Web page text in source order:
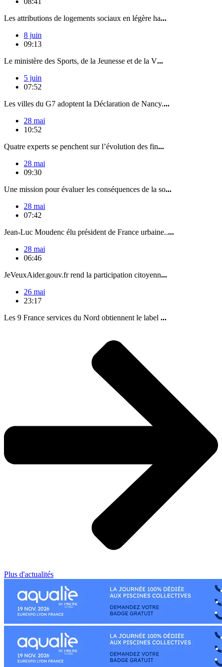
Les attributions de logements sociaux en légère ha...
8 juin
09:13
Le ministère des Sports, de la Jeunesse et de la V...
5 juin
07:52
Les villes du G7 adoptent la Déclaration de Nancy....
28 mai
10:52
Quatre experts se penchent sur l’évolution des fin...
28 mai
09:30
Une mission pour évaluer les conséquences de la so...
28 mai
07:42
Jean-Luc Moudenc élu président de France urbaine.....
28 mai
06:46
JeVeuxAider.gouv.fr rend la participation citoyenn...
26 mai
23:17
Les 9 France services du Nord obtiennent le label ...
Plus d'actualités